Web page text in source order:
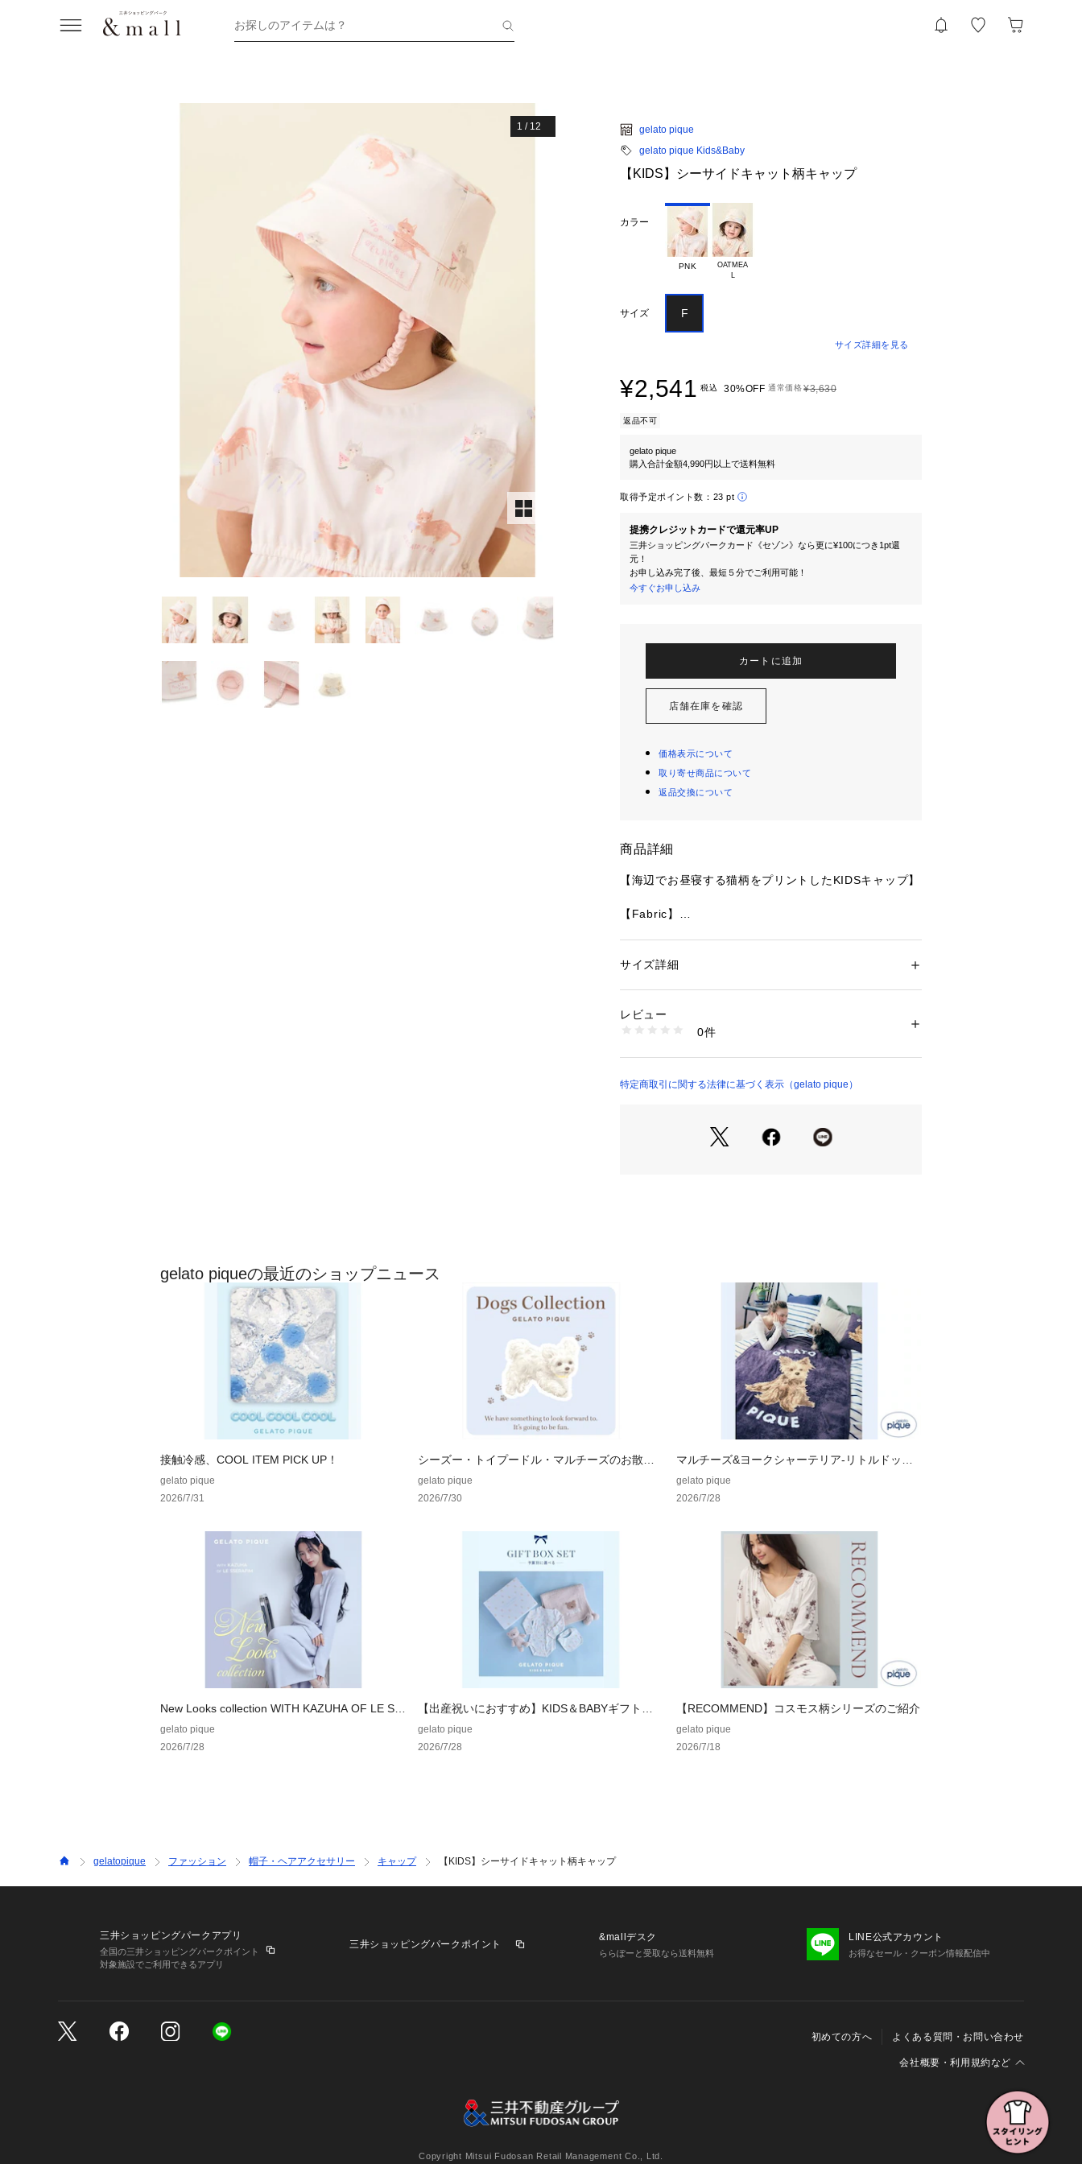
お探しのアイテムは？
1 / 12
gelato pique
gelato pique Kids&Baby
【KIDS】シーサイドキャット柄キャップ
カラー
PNK
OATMEA
L
サイズ F
サイズ詳細を見る
¥2,541 税込 30%OFF 通常価格¥3,630
返品不可
gelato pique
購入合計金額4,990円以上で送料無料
取得予定ポイント数： 23 pt
提携クレジットカードで還元率UP
三井ショッピングパークカード《セゾン》なら更に¥100につき1pt還
元！
お申し込み完了後、最短５分でご利用可能！
今すぐお申し込み
カートに追加
店舗在庫を確認
価格表示について
取り寄せ商品について
返品交換について
商品詳細
【海辺でお昼寝する猫柄をプリントしたKIDSキャップ】
【Fabric】
やかなタッチで描いた、ママと子供達で楽しめるシーサ
イドキャットシリーズ。表面にナチュラルな風合いのオ
な裏地と、ワンポイントのロゴ入りワッペンがアクセン
ルなど、細部まで可愛く描かれた柄にほっこりなごみま
す。色は明るい砂浜をイメージしたオートミールと、柔
製品と画像のカラーが異なる場合もございます。予めご
商品の色味は、商品単品画像をご参照下さい。
※商品画像はサンプルのため、色味やサイズ等の仕様に
変更がある場合がございますので、予めご了承くださ
性別：キッズ・ベビー
5%/紐部分:綿100%
PKGH262466 （ショップ）
サイズ詳細
レビュー
0件
特定商取引に関する法律に基づく表示（gelato pique）
gelato piqueの最近のショップニュース
接触冷感、COOL ITEM PICK UP！
gelato pique
2026/7/31
シーズー・トイプードル・マルチーズのお散歩
ドッグシリーズ
gelato pique
2026/7/30
マルチーズ&ヨークシャーテリア-リトルドッグ
ズシリーズ-
gelato pique
2026/7/28
New Looks collection WITH KAZUHA OF LE SS
ERAFIM
gelato pique
2026/7/28
【出産祝いにおすすめ】KIDS＆BABYギフト特
集
gelato pique
2026/7/28
【RECOMMEND】コスモス柄シリーズのご紹介
gelato pique
2026/7/18
gelatopique ファッション 帽子・ヘアアクセサリー キャップ 【KIDS】シーサイドキャット柄キャップ
三井ショッピングパークアプリ
全国の三井ショッピングパークポイント
対象施設でご利用できるアプリ
三井ショッピングパークポイント
&mallデスク
ららぽーと受取なら送料無料
LINE公式アカウント
お得なセール・クーポン情報配信中
初めての方へ よくある質問・お問い合わせ
会社概要・利用規約など
特定商取引に関する法律に基づく表示
個人情報保護方針 個人情報の取り扱いについて
Cookieおよびアクセスログについて
三井不動産グループ ソーシャルメディアガイドライン
Copyright Mitsui Fudosan Retail Management Co., Ltd.